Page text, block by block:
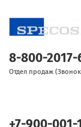
8-800-2017-
Отдел продаж